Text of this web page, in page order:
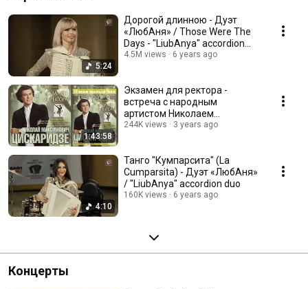
5:24
Дорогой длинною - Дуэт
«ЛюбАня» / Those Were The
Days - "LiubAnya" accordion
duo
4.5M views 6 years ago
1:43:58
Экзамен для ректора -
встреча с народным
артистом Николаем
Цискаридзе
244K views 3 years ago
4:10
Танго "Кумпарсита" (La
Cumparsita) - Дуэт «ЛюбАня»
/ "LiubAnya" accordion duo
160K views 6 years ago
Концерты